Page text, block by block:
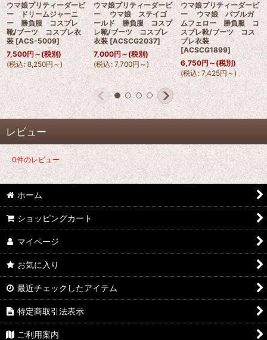
ウマ娘プリティーダービ
ー ドリームジャーニ
ー 勝負服 コスプレ
靴/ブーツ コスプレ衣
装 [ACS-5009]
7,500円～(税別)
(税込: 8,250円～)
ウマ娘プリティーダービ
ー ウマ娘 ステイゴ
ールド 勝負服 コスプ
レ靴/ブーツ コスプレ
衣装 [ACSCG2037]
7,000円～(税別)
(税込: 7,700円～)
ウマ娘プリティーダービ
ー ウマ娘 バブルガ
ムフェロー 勝負服 コ
スプレ靴/ブーツ コス
プレ衣装
[ACSCG1899]
6,750円～(税別)
(税込: 7,425円～)
レビュー
0件のレビュー
ホーム
ショッピングカート
マイページ
お気に入り
最近チェックしたアイテム
特定商取引法表示
ご利用案内